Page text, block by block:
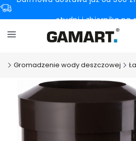
studni i zbiornika na
Gromadzenie wody deszczowej